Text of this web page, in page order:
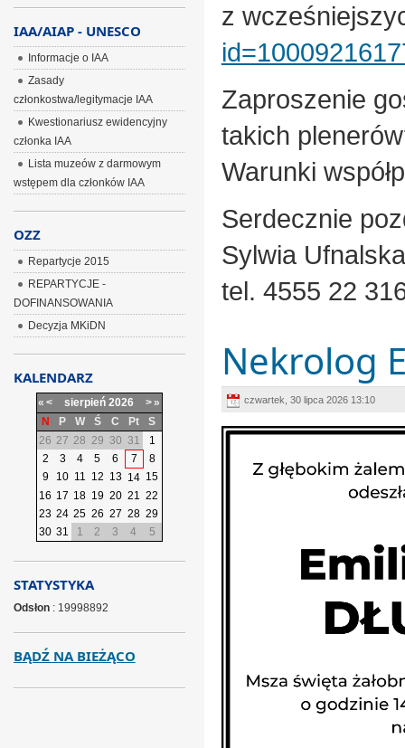
z
Zaproszenie
takich
Warunki
Serdecznie
Sylwia Ufnalska
tel. 4555 22
Nekrolog
czwartek, 30 lipca 2026 13:10
IAA/AIAP - UNESCO
Informacje o IAA
Zasady
członkostwa/legitymacje IAA
Kwestionariusz ewidencyjny
członka IAA
Lista muzeów z darmowym
wstępem dla członków IAA
OZZ
Repartycje 2015
REPARTYCJE -
DOFINANSOWANIA
Decyzja MKiDN
KALENDARZ
« < sierpień 2026 >»
N
P W Ś C Pt
S
26 27 28 29 30 31
1
2
3 4 5 6 7
8
9
10 11 12 13 14 15
16 17 18 19 20 21 22
23 24 25 26 27 28 29
30 31 1 2 3 4 5
STATYSTYKA
Odsłon: 19998892
BĄDŹ NA BIEŻĄCO